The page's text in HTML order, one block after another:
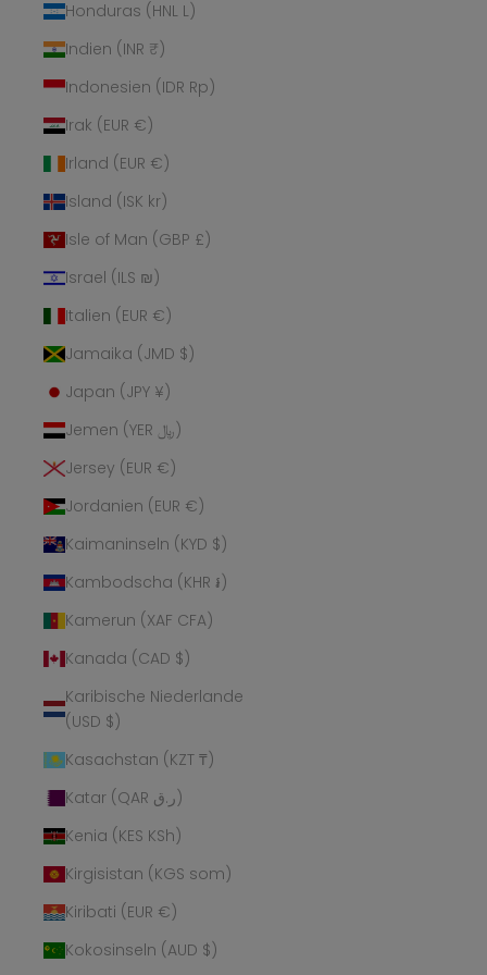
Honduras (HNL L)
Indien (INR ₹)
Indonesien (IDR Rp)
Irak (EUR €)
Irland (EUR €)
Island (ISK kr)
Isle of Man (GBP £)
Israel (ILS ₪)
Italien (EUR €)
Jamaika (JMD $)
Japan (JPY ¥)
Jemen (YER ﷼)
Jersey (EUR €)
Jordanien (EUR €)
Kaimaninseln (KYD $)
Kambodscha (KHR ៛)
Kamerun (XAF CFA)
Kanada (CAD $)
Karibische Niederlande
(USD $)
Kasachstan (KZT ₸)
Katar (QAR ر.ق)
Kenia (KES KSh)
Kirgisistan (KGS som)
Kiribati (EUR €)
Kokosinseln (AUD $)